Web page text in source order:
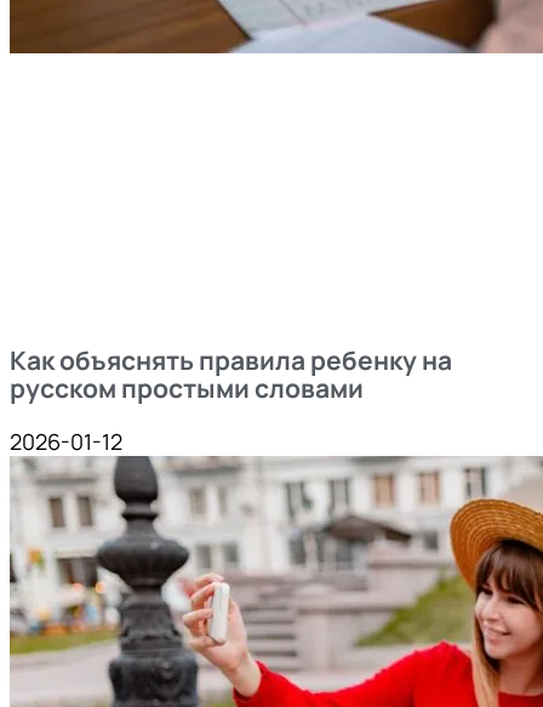
Как объяснять правила ребенку на
русском простыми словами
2026-01-12